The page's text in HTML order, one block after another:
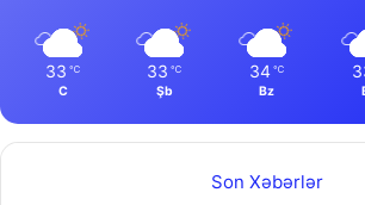
33 ℃
C
33 ℃
Şb
34 ℃
Bz
Son Xəbərlər